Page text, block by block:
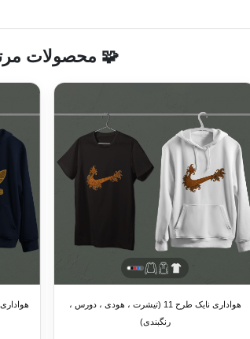
🧩 محصولات
هواداری نایک طرح 11 (تیشرت ، هودی ، دورس ،
رنگبندی)